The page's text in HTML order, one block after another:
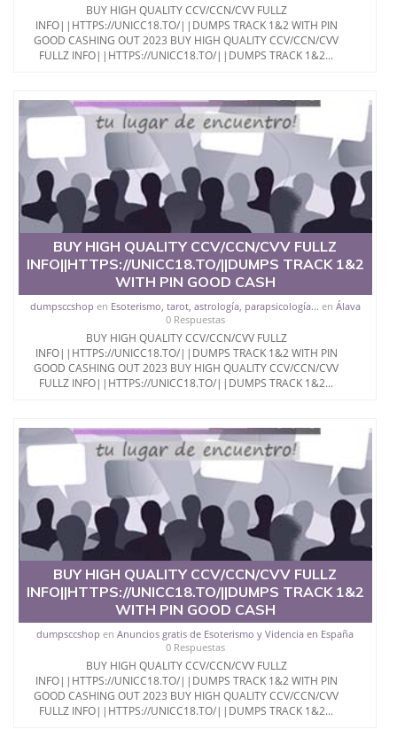
BUY HIGH QUALITY CCV/CCN/CVV FULLZ
INFO||HTTPS://UNICC18.TO/||DUMPS TRACK 1&2 WITH PIN
GOOD CASHING OUT 2023 BUY HIGH QUALITY CCV/CCN/CVV
FULLZ INFO||HTTPS://UNICC18.TO/||DUMPS TRACK 1&2...
BUY HIGH QUALITY CCV/CCN/CVV FULLZ
INFO||HTTPS://UNICC18.TO/||DUMPS TRACK 1&2
WITH PIN GOOD CASH
dumpsccshop en Esoterismo, tarot, astrología, parapsicología... en Álava
0 Respuestas
BUY HIGH QUALITY CCV/CCN/CVV FULLZ
INFO||HTTPS://UNICC18.TO/||DUMPS TRACK 1&2 WITH PIN
GOOD CASHING OUT 2023 BUY HIGH QUALITY CCV/CCN/CVV
FULLZ INFO||HTTPS://UNICC18.TO/||DUMPS TRACK 1&2...
BUY HIGH QUALITY CCV/CCN/CVV FULLZ
INFO||HTTPS://UNICC18.TO/||DUMPS TRACK 1&2
WITH PIN GOOD CASH
dumpsccshop enAnuncios gratis de Esoterismo y Videncia en España
0 Respuestas
BUY HIGH QUALITY CCV/CCN/CVV FULLZ
INFO||HTTPS://UNICC18.TO/||DUMPS TRACK 1&2 WITH PIN
GOOD CASHING OUT 2023 BUY HIGH QUALITY CCV/CCN/CVV
FULLZ INFO||HTTPS://UNICC18.TO/||DUMPS TRACK 1&2...